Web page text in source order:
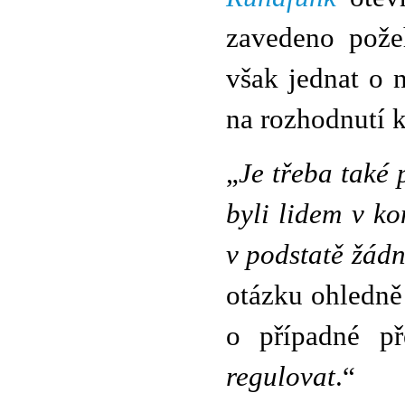
zavedeno
však jednat o
na rozhodnutí
„Je třeba také
byli lidem v
v podstatě
otázku
o případné
regulovat.“